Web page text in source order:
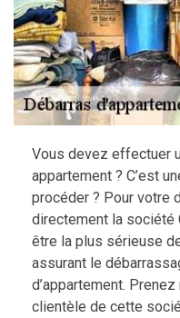
Vous devez effectuer
appartement ? C’est
procéder ? Pour votre
directement la société
être la plus sérieuse
assurant le
d’appartement.
clientèle de cette